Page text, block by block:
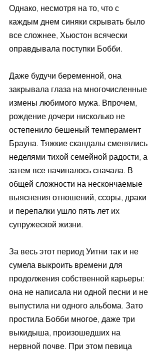
Однако, несмотря на то, что с
каждым днем синяки скрывать было
все сложнее, Хьюстон всячески
оправдывала поступки Бобби.
Даже будучи беременной, она
закрывала глаза на многочисленные
измены любимого мужа. Впрочем,
рождение дочери нисколько не
остепенило бешеный темперамент
Брауна. Тяжкие скандалы сменялись
неделями тихой семейной радости, а
затем все начиналось сначала. В
общей сложности на нескончаемые
выяснения отношений, ссоры, драки
и перепалки ушло пять лет их
супружеской жизни.
За весь этот период Уитни так и не
сумела выкроить времени для
продолжения собственной карьеры:
она не написала ни одной песни и не
выпустила ни одного альбома. Зато
простила Бобби многое, даже три
выкидыша, произошедших на
нервной почве. При этом певица